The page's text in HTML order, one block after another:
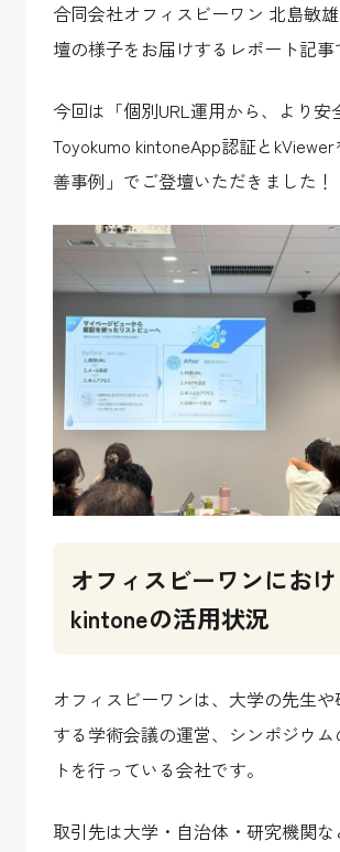
合同会社オフィスビーワン 北島敏
壇の様子をお届けするレポート記事
今回は「個別URL運用から、より
Toyokumo kintoneApp認証と
善事例」でご登壇いただきました！
オフィスビーワンにおけ
kintoneの活用状況
オフィスビーワンは、大学の先生
する学術会議の運営、シンポジウ
トを行っている会社です。
取引先は大学・自治体・研究機関